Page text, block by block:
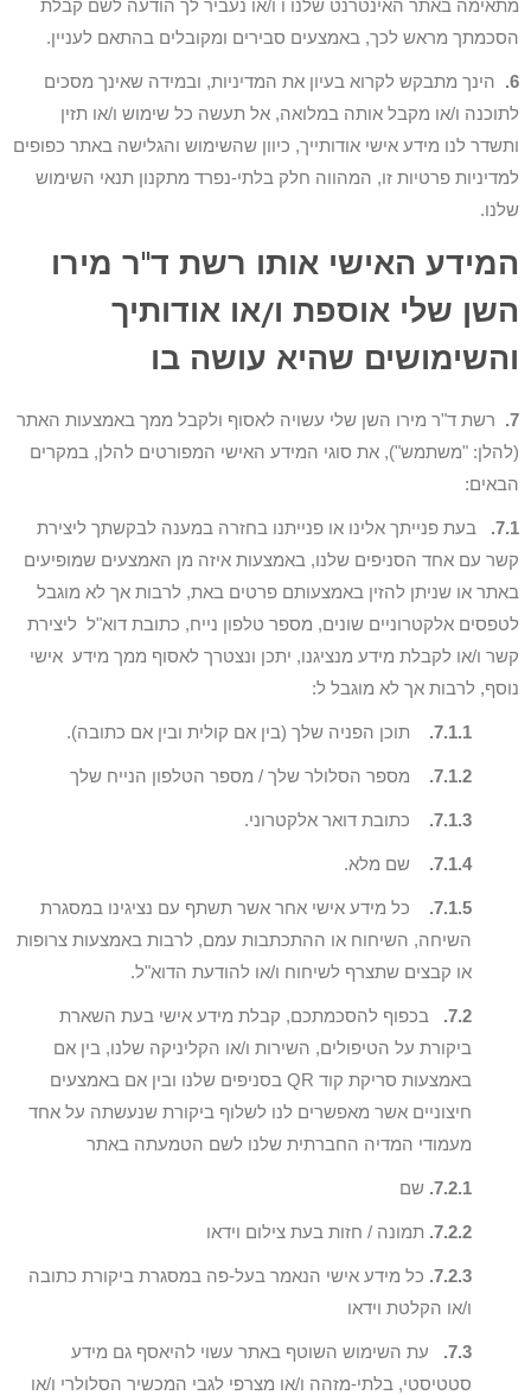
מתאימה באתר האינטרנט שלנו ו ו/או נעביר לך הודעה לשם קבלת
הסכמתך מראש לכך, באמצעים סבירים ומקובלים בהתאם לעניין.
6.
הינך מתבקש לקרוא בעיון את המדיניות, ובמידה שאינך מסכים
לתוכנה ו/או מקבל אותה במלואה, אל תעשה כל שימוש ו/או תזין
ותשדר לנו מידע אישי אודותייך, כיוון שהשימוש והגלישה באתר כפופים
למדיניות פרטיות זו, המהווה חלק בלתי-נפרד מתקנון תנאי השימוש
שלנו.
המידע האישי אותו רשת ד"ר מירו
השן שלי אוספת ו/או אודותיך
והשימושים שהיא עושה בו
7.
רשת ד"ר מירו השן שלי עשויה לאסוף ולקבל ממך באמצעות האתר
(להלן: "משתמש"), את סוגי המידע האישי המפורטים להלן, במקרים
הבאים:
7.1.
בעת פנייתך אלינו או פנייתנו בחזרה במענה לבקשתך ליצירת
קשר עם אחד הסניפים שלנו, באמצעות איזה מן האמצעים שמופיעים
באתר או שניתן להזין באמצעותם פרטים באת, לרבות אך לא מוגבל
לטפסים אלקטרוניים שונים, מספר טלפון נייח, כתובת דוא"ל ליצירת
קשר ו/או לקבלת מידע מנציגנו, יתכן ונצטרך לאסוף ממך מידע אישי
נוסף, לרבות אך לא מוגבל ל:
7.1.1. תוכן הפניה שלך (בין אם קולית ובין אם כתובה).
7.1.2. מספר הסלולר שלך / מספר הטלפון הנייח שלך
7.1.3. כתובת דואר אלקטרוני.
7.1.4. שם מלא.
7.1.5.
כל מידע אישי אחר אשר תשתף עם נציגינו במסגרת
השיחה, השיחוח או ההתכתבות עמם, לרבות באמצעות צרופות
או קבצים שתצרף לשיחוח ו/או להודעת הדוא"ל.
7.2.
בכפוף להסכמתכם, קבלת מידע אישי בעת השארת
ביקורת על הטיפולים, השירות ו/או הקליניקה שלנו, בין אם
באמצעות סריקת קוד QR בסניפים שלנו ובין אם באמצעים
חיצוניים אשר מאפשרים לנו לשלוף ביקורת שנעשתה על אחד
מעמודי המדיה החברתית שלנו לשם הטמעתה באתר
7.2.1. שם
7.2.2. תמונה / חזות בעת צילום וידאו
7.2.3. כל מידע אישי הנאמר בעל-פה במסגרת ביקורת כתובה
ו/או הקלטת וידאו
7.3.
עת השימוש השוטף באתר עשוי להיאסף גם מידע
סטטיסטי, בלתי-מזהה ו/או מצרפי לגבי המכשיר הסלולרי ו/או